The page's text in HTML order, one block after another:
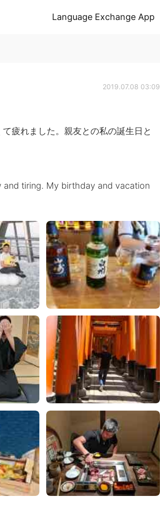
Language Exchange App
2019.07.08 03:09
疲れました。親友との私の誕生日と
and tiring. My birthday and vacation